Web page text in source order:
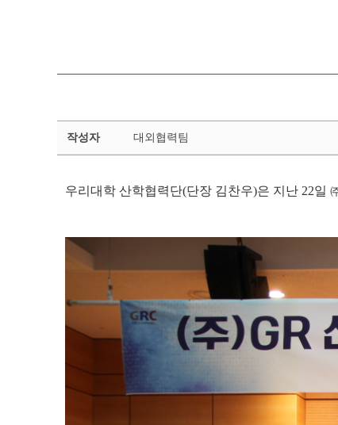
강
뉴
상
이
작성자 대외협력팀
우리대학 산학협력단(단장 김찬우)은 지난 22일